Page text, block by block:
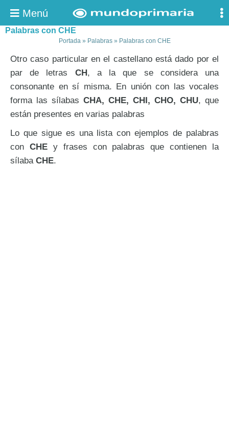
Menú
Palabras con CHE
Portada» Palabras» Palabras con CHE
Otro caso particular en el castellano está dado por el
par de letras CH, a la que se considera una
consonante en sí misma. En unión con las vocales
forma las sílabas CHA, CHE, CHI, CHO, CHU, que
están presentes en varias palabras
Lo que sigue es una lista con ejemplos de palabras
con CHEy frases con palabras que contienen la
sílaba CHE.